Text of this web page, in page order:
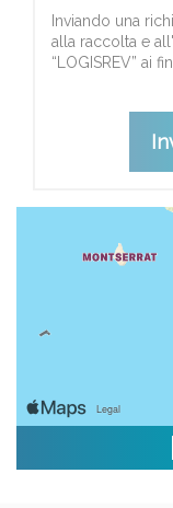
Inviando una
alla raccolta e
“LOGISREV” ai